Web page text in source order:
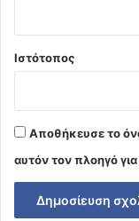
Ιστότοπος
Αποθήκευσε το
αυτόν τον πλοηγό